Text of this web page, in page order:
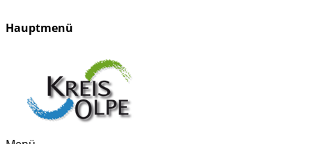
Hauptmenü